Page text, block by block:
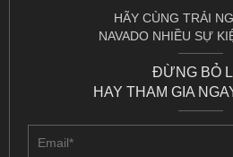
HÃY CÙNG TRẢI
NAVADO NHIỀU SỰ
ĐỪNG BỎ
HAY THAM GIA